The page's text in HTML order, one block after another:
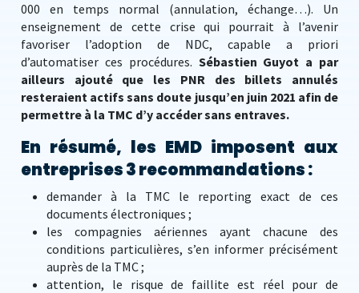
000 en temps normal (annulation, échange…). Un
enseignement de cette crise qui pourrait à l’avenir
favoriser l’adoption de NDC, capable a priori
d’automatiser ces procédures. Sébastien Guyot a par
ailleurs ajouté que les PNR des billets annulés
resteraient actifs sans doute jusqu’en juin 2021 afin de
permettre à la TMC d’y accéder sans entraves.
En résumé, les EMD imposent aux
entreprises 3 recommandations :
demander à la TMC le reporting exact de ces
documents électroniques ;
les compagnies aériennes ayant chacune des
conditions particulières, s’en informer précisément
auprès de la TMC ;
attention, le risque de faillite est réel pour de